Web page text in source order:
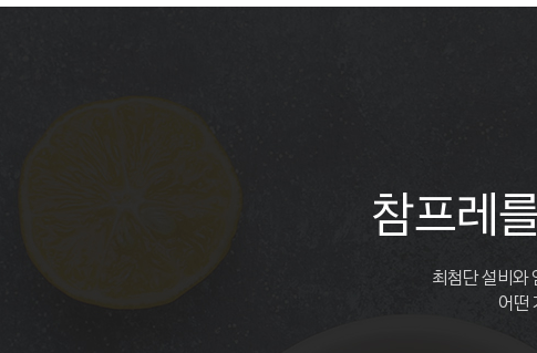
참프레
최첨단 설비와
어떤